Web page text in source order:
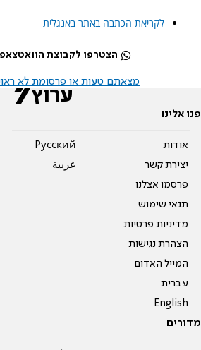
לקריאת הכתבה באתר באנגלית
הצטרפו לקבוצת הוואטצאפ
מצאתם טעות או פרסומת לא
פנו אלינו
אודות
יצירת קשר
פרסמו אצלנו
תנאי שימוש
מדיניות פרטיות
הצהרת נגישות
המייל האדום
עברית
English
Pусский
عربية
מדורים